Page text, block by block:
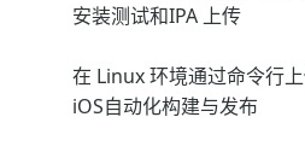
安装测试和IPA 上传
在 Linux 环境通过命令行
iOS自动化构建与发布